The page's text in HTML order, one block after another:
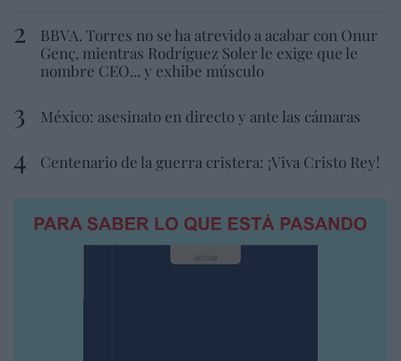
BBVA. Torres no se ha atrevido a acabar con Onur
Genç, mientras Rodríguez Soler le exige que le
nombre CEO... y exhibe músculo
México: asesinato en directo y ante las cámaras
Centenario de la guerra cristera: ¡Viva Cristo Rey!